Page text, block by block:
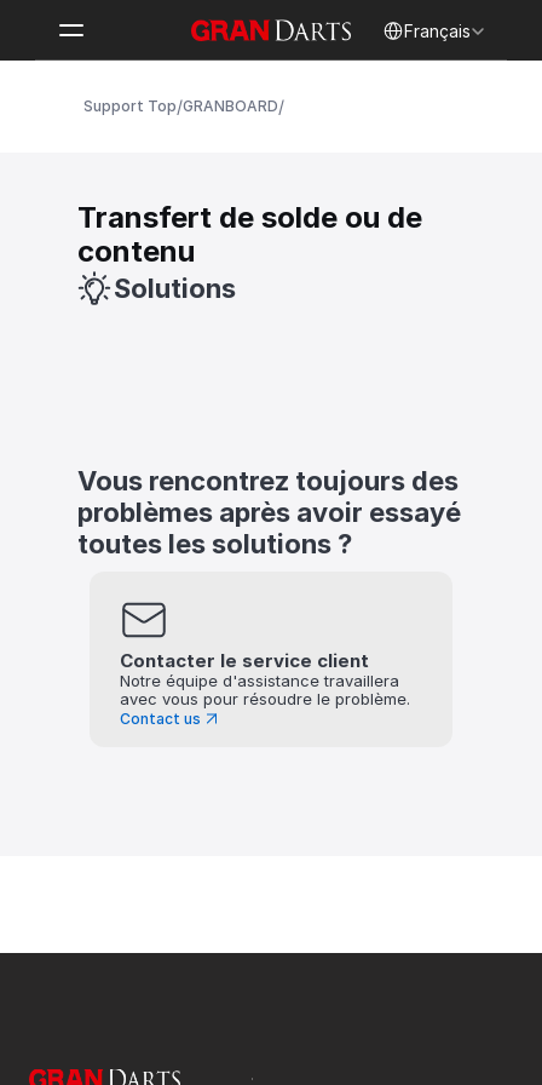
Français
Support Top/GRANBOARD/
Transfert de solde ou de
contenu
Solutions
Vous rencontrez toujours des
problèmes après avoir essayé
toutes les solutions ?
Contacter le service client
Notre équipe d'assistance travaillera
avec vous pour résoudre le problème.
Contact us